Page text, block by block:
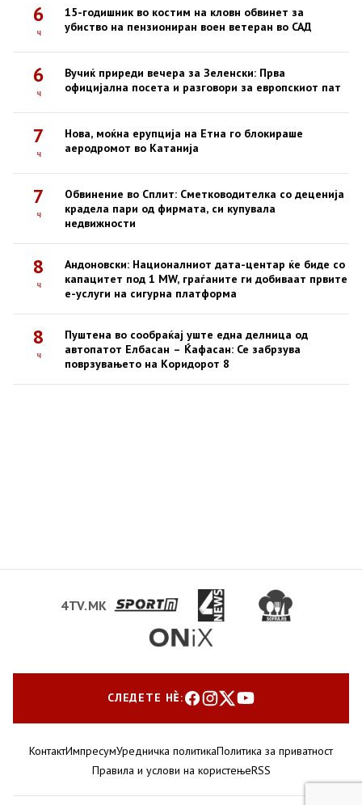
6
ч
15-годишник во костим на кловн обвинет за
убиство на пензиониран воен ветеран во САД
6
ч
Вучиќ приреди вечера за Зеленски: Прва
официјална посета и разговори за европскиот пат
7
ч
Нова, моќна ерупција на Етна го блокираше
аеродромот во Катанија
7
ч
Обвинение во Сплит: Сметководителка со деценија
крадела пари од фирмата, си купувала
недвижности
8
ч
Андоновски: Националниот дата-центар ќе биде со
капацитет под 1 MW, граѓаните ги добиваат првите
е-услуги на сигурна платформа
8
ч
Пуштена во сообраќај уште една делница од
автопатот Елбасан – Ќафасан: Се забрзува
поврзувањето на Коридорот 8
4TV.MK
СЛЕДЕТЕ НЀ:
КонтактИмпресумУредничка политикаПолитика за приватност
Правила и услови на користењеRSS